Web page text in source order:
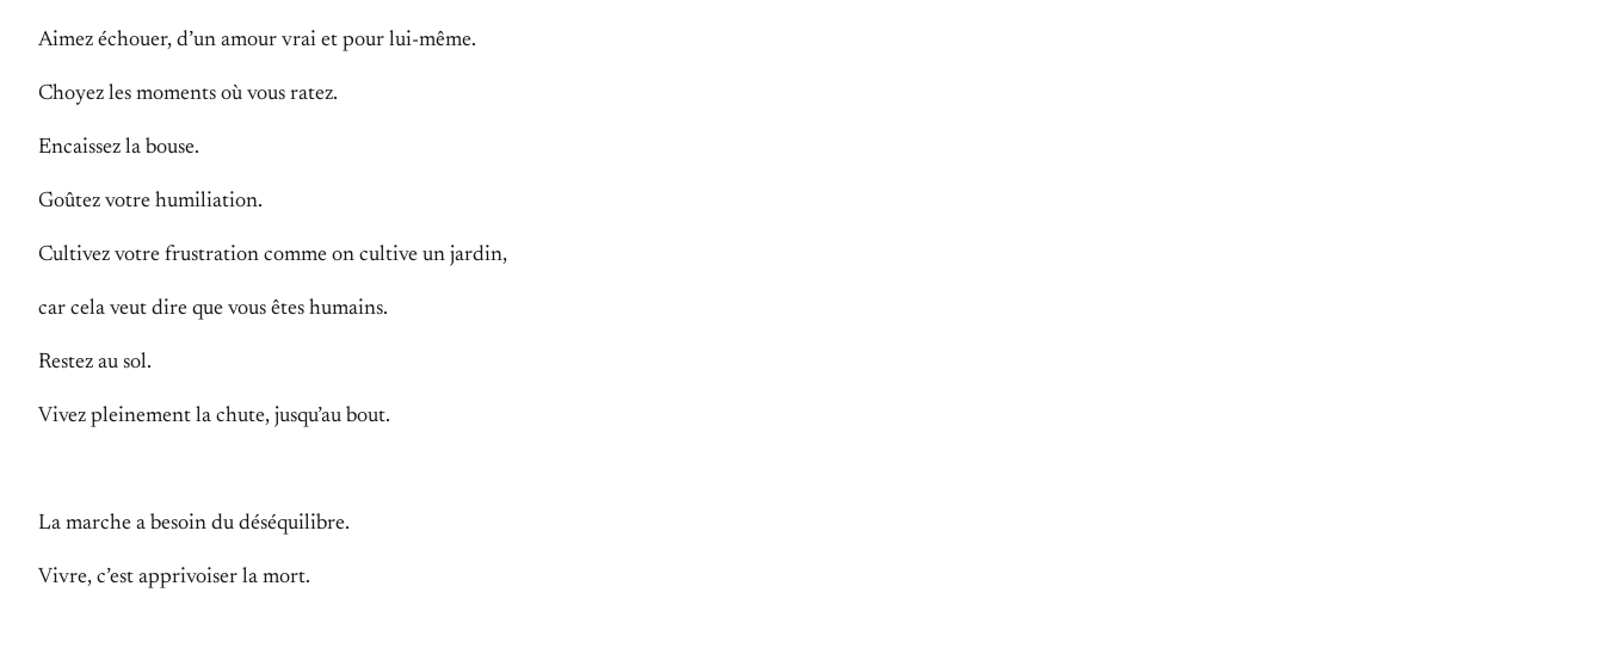
Aimez échouer, d’un amour vrai et pour lui-même.
Choyez les moments où vous ratez.
Encaissez la bouse.
Goûtez votre humiliation.
Cultivez votre frustration comme on cultive un jardin,
car cela veut dire que vous êtes humains.
Restez au sol.
Vivez pleinement la chute, jusqu’au bout.
La marche a besoin du déséquilibre.
Vivre, c’est apprivoiser la mort.